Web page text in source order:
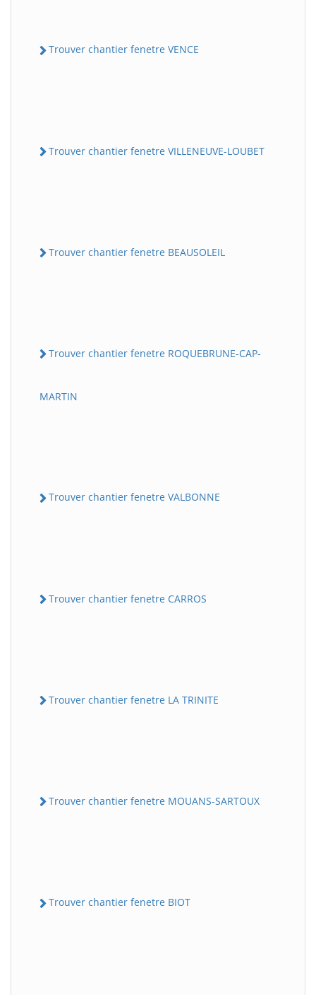
Trouver chantier fenetre VENCE
Trouver chantier fenetre VILLENEUVE-LOUBET
Trouver chantier fenetre BEAUSOLEIL
Trouver chantier fenetre ROQUEBRUNE-CAP-
MARTIN
Trouver chantier fenetre VALBONNE
Trouver chantier fenetre CARROS
Trouver chantier fenetre LA TRINITE
Trouver chantier fenetre MOUANS-SARTOUX
Trouver chantier fenetre BIOT